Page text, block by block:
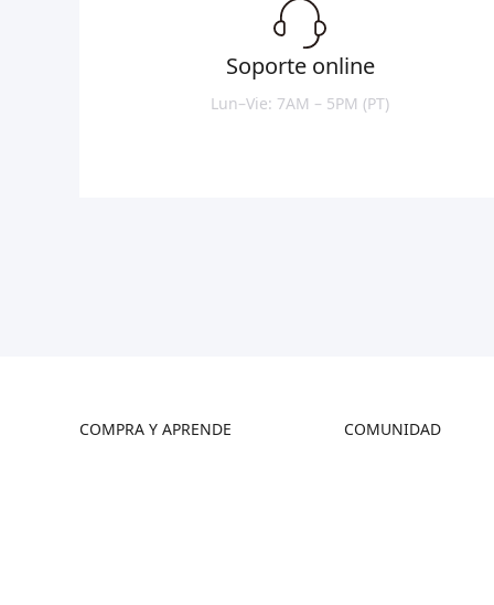
Soporte online
Lun–Vie: 7AM – 5PM (PT)
COMPRA Y APRENDE COMUNIDAD